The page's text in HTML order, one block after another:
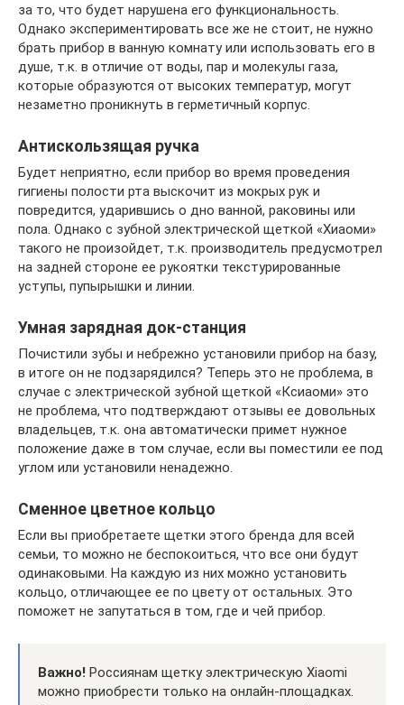
за то, что будет нарушена его функциональность.
Однако экспериментировать все же не стоит, не нужно
брать прибор в ванную комнату или использовать его в
душе, т.к. в отличие от воды, пар и молекулы газа,
которые образуются от высоких температур, могут
незаметно проникнуть в герметичный корпус.
Антискользящая ручка
Будет неприятно, если прибор во время проведения
гигиены полости рта выскочит из мокрых рук и
повредится, ударившись о дно ванной, раковины или
пола. Однако с зубной электрической щеткой «Хиаоми»
такого не произойдет, т.к. производитель предусмотрел
на задней стороне ее рукоятки текстурированные
уступы, пупырышки и линии.
Умная зарядная док-станция
Почистили зубы и небрежно установили прибор на базу,
в итоге он не подзарядился? Теперь это не проблема, в
случае с электрической зубной щеткой «Ксиаоми» это
не проблема, что подтверждают отзывы ее довольных
владельцев, т.к. она автоматически примет нужное
положение даже в том случае, если вы поместили ее под
углом или установили ненадежно.
Сменное цветное кольцо
Если вы приобретаете щетки этого бренда для всей
семьи, то можно не беспокоиться, что все они будут
одинаковыми. На каждую из них можно установить
кольцо, отличающее ее по цвету от остальных. Это
поможет не запутаться в том, где и чей прибор.
Важно! Россиянам щетку электрическую Хiaomi
можно приобрести только на онлайн-площадках.